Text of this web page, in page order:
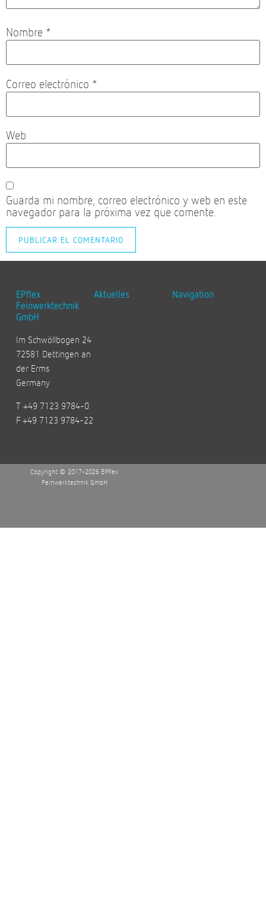
Nombre *
Correo electrónico *
Web
Guarda mi nombre, correo electrónico y web en este
navegador para la próxima vez que comente.
EPflex
Feinwerktechnik
GmbH
Im Schwöllbogen 24
72581 Dettingen an
der Erms
Germany
T +49 7123 9784-0
F +49 7123 9784-22
Aktuelles Navigation
Copyright © 2017-2026 EPflex
Feinwerktechnik GmbH